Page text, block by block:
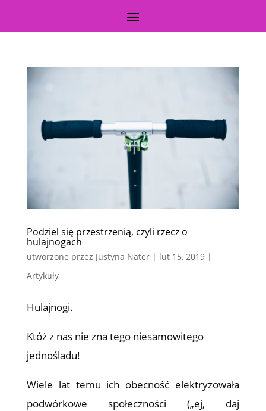
Podziel się przestrzenią, czyli rzecz o
hulajnogach
utworzone przez Justyna Nater| lut 15, 2019|
Artykuły
Hulajnogi.
Któż z nas nie zna tego niesamowitego
jednośladu!
Wiele lat temu ich obecność elektryzowała
podwórkowe społeczności („ej, daj